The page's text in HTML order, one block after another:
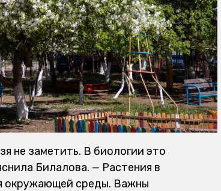
не заметить. В биологии это
Билалова. — Растения в
окружающей среды. Важны